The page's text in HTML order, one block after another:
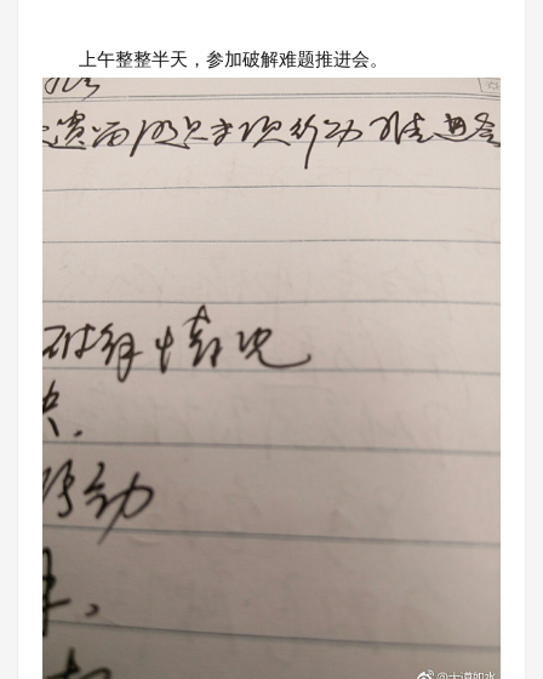
上午整整半天，参加破解难题推进会。